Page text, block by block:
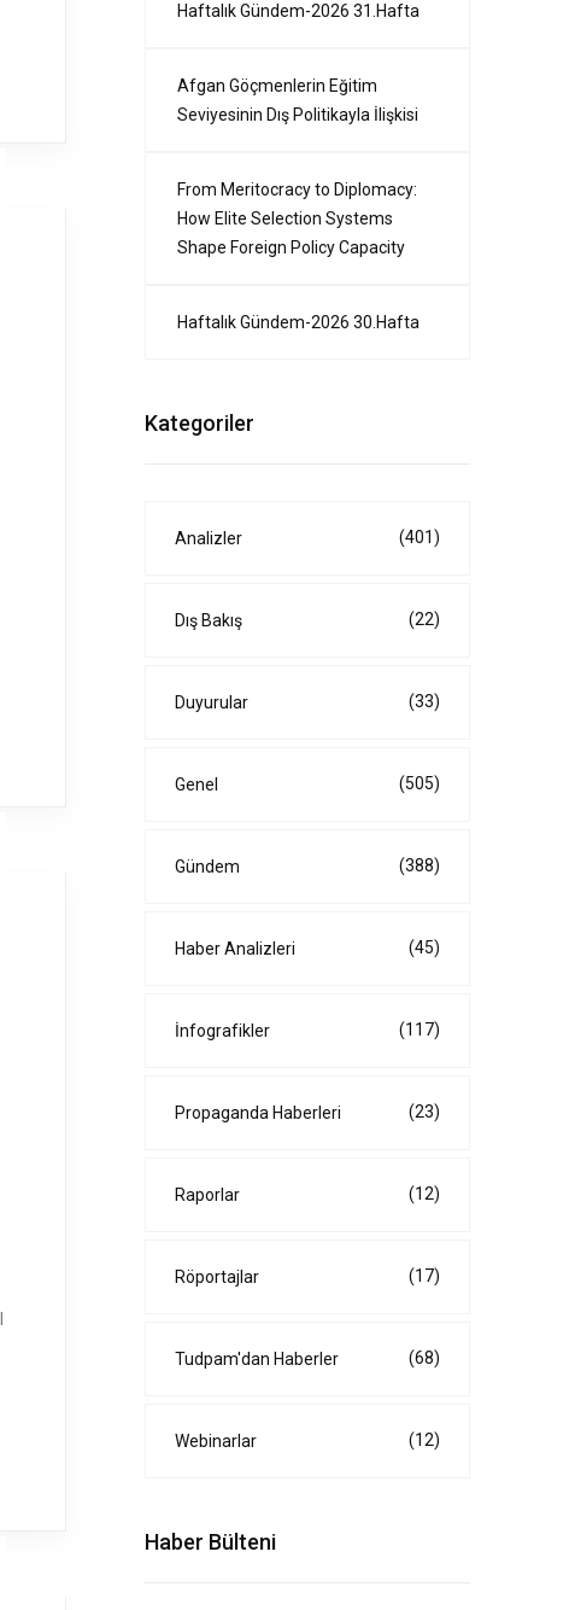
Haftalık Gündem-2026 31.Hafta
Afgan Göçmenlerin Eğitim
Seviyesinin Dış Politikayla İlişkisi
From Meritocracy to Diplomacy:
How Elite Selection Systems
Shape Foreign Policy Capacity
Haftalık Gündem-2026 30.Hafta
Kategoriler
Analizler (401)
Dış Bakış (22)
Duyurular (33)
Genel (505)
Gündem (388)
Haber Analizleri (45)
İnfografikler (117)
Propaganda Haberleri (23)
Raporlar (12)
Röportajlar (17)
Tudpam'dan Haberler (68)
Webinarlar (12)
Haber Bülteni